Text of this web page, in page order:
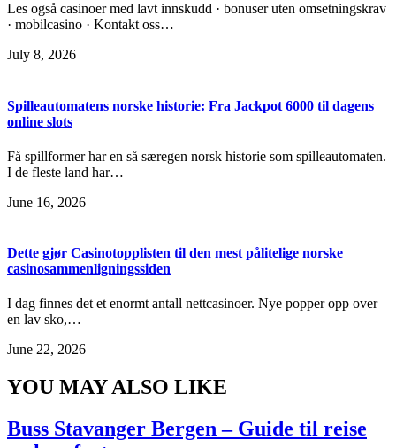
Les også casinoer med lavt innskudd · bonuser uten omsetningskrav
· mobilcasino · Kontakt oss…
July 8, 2026
Spilleautomatens norske historie: Fra Jackpot 6000 til dagens
online slots
Få spillformer har en så særegen norsk historie som spilleautomaten.
I de fleste land har…
June 16, 2026
Dette gjør Casinotopplisten til den mest pålitelige norske
casinosammenligningssiden
I dag finnes det et enormt antall nettcasinoer. Nye popper opp over
en lav sko,…
June 22, 2026
YOU MAY ALSO LIKE
Buss Stavanger Bergen – Guide til reise